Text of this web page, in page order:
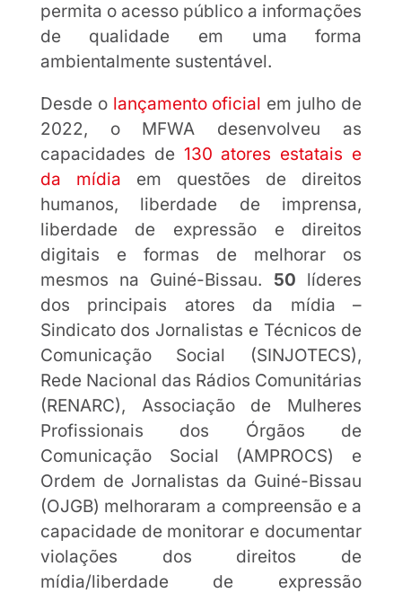
permita o acesso público a informações
de qualidade em uma forma
ambientalmente sustentável.
Desde o lançamento oficial em julho de
2022, o MFWA desenvolveu as
capacidades de 130 atores estatais e
da mídia em questões de direitos
humanos, liberdade de imprensa,
liberdade de expressão e direitos
digitais e formas de melhorar os
mesmos na Guiné-Bissau. 50 líderes
dos principais atores da mídia –
Sindicato dos Jornalistas e Técnicos de
Comunicação Social (SINJOTECS),
Rede Nacional das Rádios Comunitárias
(RENARC), Associação de Mulheres
Profissionais dos Órgãos de
Comunicação Social (AMPROCS) e
Ordem de Jornalistas da Guiné-Bissau
(OJGB) melhoraram a compreensão e a
capacidade de monitorar e documentar
violações dos direitos de
mídia/liberdade de expressão